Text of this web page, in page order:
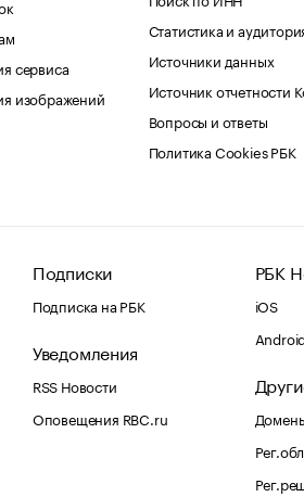
сервиса
изображений
Статистика и
Источники данных
Источник отчетности
Вопросы и ответы
Политика Cookies РБК
Подписки
Подписка на РБК
Уведомления
RSS Новости
Оповещения RBC.ru
РБК
iOS